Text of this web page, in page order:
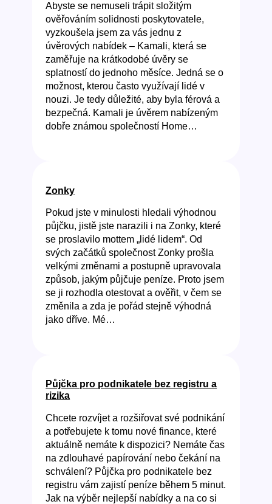
Abyste se nemuseli trápit složitým
ověřováním solidnosti poskytovatele,
vyzkoušela jsem za vás jednu z
úvěrových nabídek – Kamali, která se
zaměřuje na krátkodobé úvěry se
splatností do jednoho měsíce. Jedná se o
možnost, kterou často využívají lidé v
nouzi. Je tedy důležité, aby byla férová a
bezpečná. Kamali je úvěrem nabízeným
dobře známou společností Home…
Zonky
Pokud jste v minulosti hledali výhodnou
půjčku, jistě jste narazili i na Zonky, které
se proslavilo mottem „lidé lidem“. Od
svých začátků společnost Zonky prošla
velkými změnami a postupně upravovala
způsob, jakým půjčuje peníze. Proto jsem
se ji rozhodla otestovat a ověřit, v čem se
změnila a zda je pořád stejně výhodná
jako dříve. Mé…
Půjčka pro podnikatele bez registru a
rizika
Chcete rozvíjet a rozšiřovat své podnikání
a potřebujete k tomu nové finance, které
aktuálně nemáte k dispozici? Nemáte čas
na zdlouhavé papírování nebo čekání na
schválení? Půjčka pro podnikatele bez
registru vám zajistí peníze během 5 minut.
Jak na výběr nejlepší nabídky a na co si